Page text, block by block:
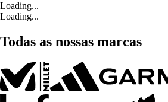
Loading...
Loading...
Todas as nossas marcas